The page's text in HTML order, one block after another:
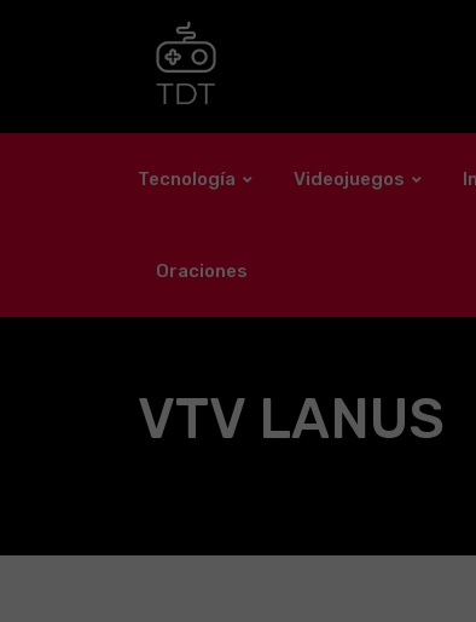
Tecnología Videojuegos
Oraciones
VTV LANUS